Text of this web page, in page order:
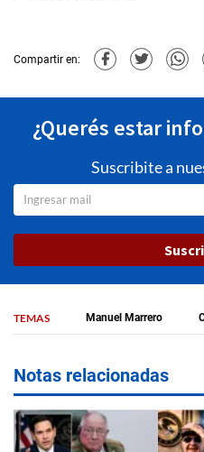
Compartir en:
¿Querés estar
Suscribite a
TEMAS Manuel Marrero
Notas relacionadas